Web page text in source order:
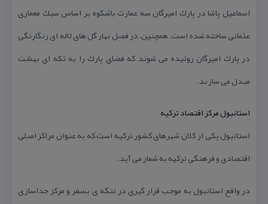
اسماعیل پاشا در پارك امیرگان سه عمارت باشكوه بر اساس سبك معماری
عثمانی ساخته شده است. همچنین، در فصل بهار گل های لاله ای رنگارنگی
در پارك امیرگان روئیده می شوند كه فضای پارك را به تكه ای بهشت
مبدل می سازند.
استانبول مركز اقتصاد تركیه
استانبول یكی از كلان شهرهای كشور تركیه است كه به عنوان مراكز اصلی
اقتصادی و فرهنگی تركیه به شمار می آید.
در واقع استانبول به موجب قرار گیری در تنگه ی بسفر و مركز جداسازی